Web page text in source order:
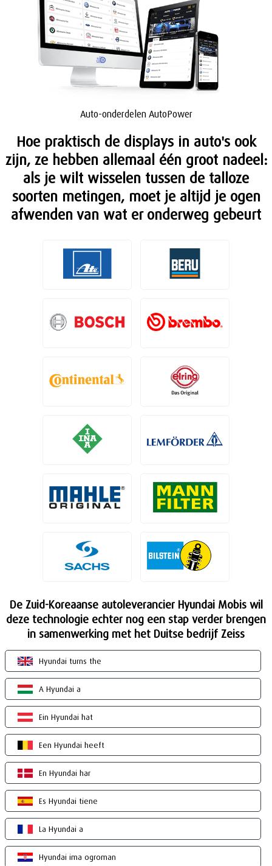
Auto-onderdelen AutoPower
Hoe praktisch de displays in auto's ook
zijn, ze hebben allemaal één groot nadeel:
als je wilt wisselen tussen de talloze
soorten metingen, moet je altijd je ogen
afwenden van wat er onderweg gebeurt
De Zuid-Koreaanse autoleverancier Hyundai Mobis wil
deze technologie echter nog een stap verder brengen
in samenwerking met het Duitse bedrijf Zeiss
Hyundai turns the
A Hyundai a
Ein Hyundai hat
Een Hyundai heeft
En Hyundai har
Es Hyundai tiene
La Hyundai a
Hyundai ima ogroman